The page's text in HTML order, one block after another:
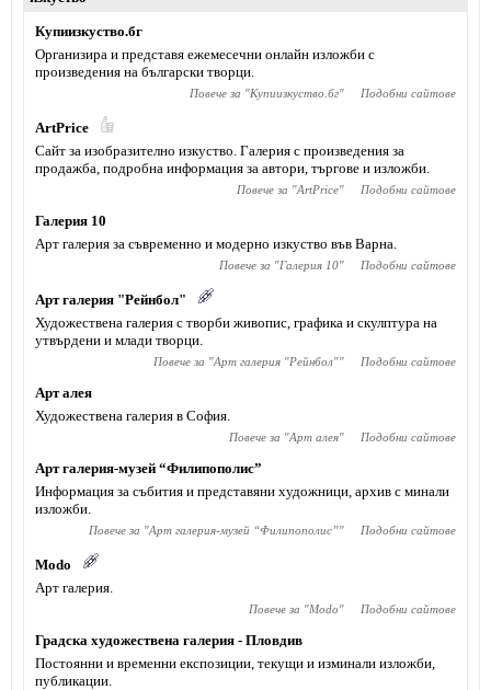
Купиизкуство.бг
Организира и представя ежемесечни онлайн изложби с
произведения на български творци.
Повече за "Купиизкуство.бг" Подобни сайтове
ArtPrice
Сайт за изобразително изкуство. Галерия с произведения за
продажба, подробна информация за автори, търгове и изложби.
Повече за "ArtPrice" Подобни сайтове
Галерия 10
Арт галерия за съвременно и модерно изкуство във Варна.
Повече за "Галерия 10" Подобни сайтове
Арт галерия "Рейнбол"
Художествена галерия с творби живопис, графика и скулптура на
утвърдени и млади творци.
Повече за "Арт галерия "Рейнбол"" Подобни сайтове
Арт алея
Художествена галерия в София.
Повече за "Арт алея" Подобни сайтове
Арт галерия-музей “Филипополис”
Информация за събития и представяни художници, архив с минали
изложби.
Повече за "Арт галерия-музей “Филипополис”" Подобни сайтове
Modo
Арт галерия.
Повече за "Modo" Подобни сайтове
Градска художествена галерия - Пловдив
Постоянни и временни експозиции, текущи и изминали изложби,
публикации.